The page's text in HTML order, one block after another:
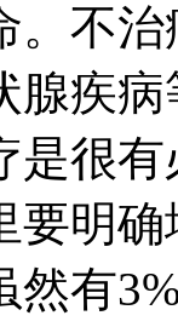
。不
腺疾
是很
要明
然有